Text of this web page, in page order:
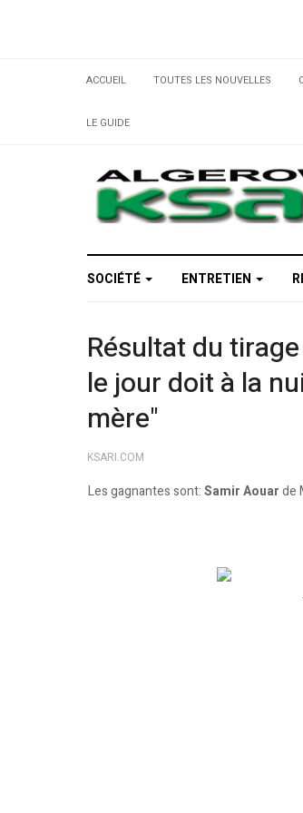
ACCUEIL TOUTES LES NOUVELLES
LE GUIDE
SOCIÉTÉ ENTRETIEN
Résultat du
le jour doit à la
mère"
KSARI.COM
Les gagnantes sont:Samir Aouarde